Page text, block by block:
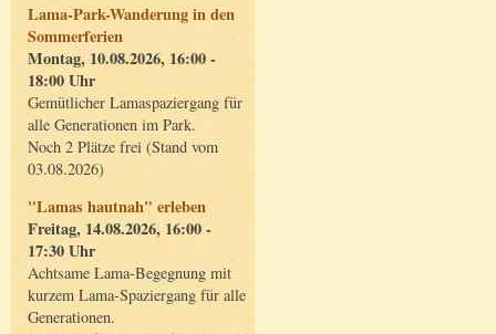
Lama-Park-Wanderung in den
Sommerferien
Montag, 10.08.2026, 16:00 -
18:00 Uhr
Gemütlicher Lamaspaziergang für
alle Generationen im Park.
Noch 2 Plätze frei (Stand vom
03.08.2026)
"Lamas hautnah" erleben
Freitag, 14.08.2026, 16:00 -
17:30 Uhr
Achtsame Lama-Begegnung mit
kurzem Lama-Spaziergang für alle
Generationen.